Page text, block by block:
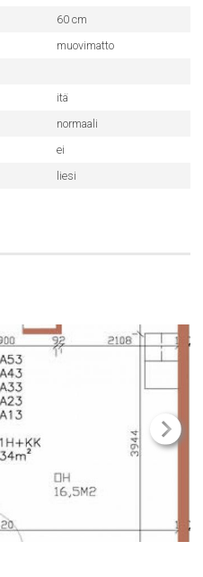
60 cm
muovimatto
itä
normaali
ei
liesi